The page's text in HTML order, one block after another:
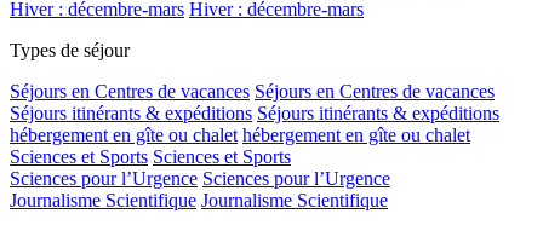
Hiver : décembre-mars Hiver : décembre-mars
Types de séjour
Séjours en Centres de vacances Séjours en Centres de vacances
Séjours itinérants & expéditions Séjours itinérants & expéditions
hébergement en gîte ou chalet hébergement en gîte ou chalet
Sciences et Sports Sciences et Sports
Sciences pour l’Urgence Sciences pour l’Urgence
Journalisme Scientifique Journalisme Scientifique